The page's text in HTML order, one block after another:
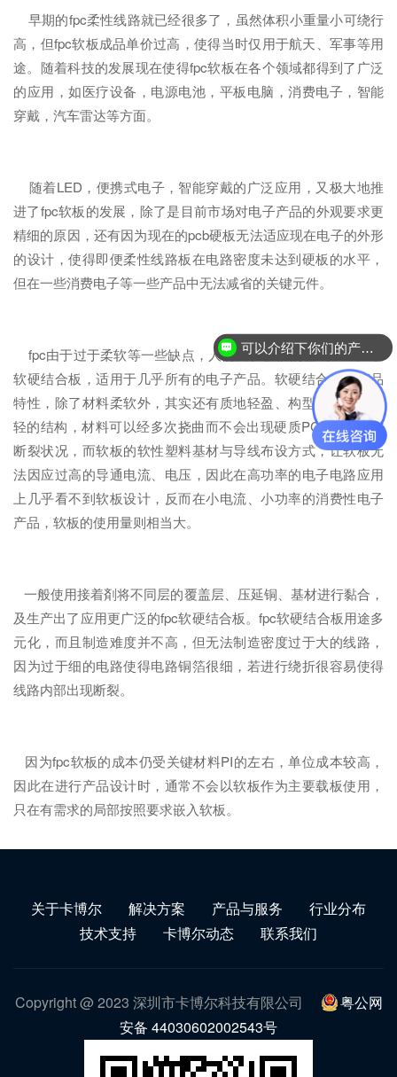
早期的fpc柔性线路就已经很多了，虽然体积小重量小可绕行
高，但fpc软板成品单价过高，使得当时仅用于航天、军事等用
途。随着科技的发展现在使得fpc软板在各个领域都得到了广泛
的应用，如医疗设备，电源电池，平板电脑，消费电子，智能
穿戴，汽车雷达等方面。
随着LED，便携式电子，智能穿戴的广泛应用，又极大地推
进了fpc软板的发展，除了是目前市场对电子产品的外观要求更
精细的原因，还有因为现在的pcb硬板无法适应现在电子的外形
的设计，使得即便柔性线路板在电路密度未达到硬板的水平，
但在一些消费电子等一些产品中无法减省的关键元件。
fpc由于过于柔软等一些缺点，人们又在软板的基础上生产了
软硬结合板，适用于几乎所有的电子产品。软硬结合板的产品
特性，除了材料柔软外，其实还有质地轻盈、构型为极薄／极
轻的结构，材料可以经多次挠曲而不会出现硬质PCB的绝缘材
断裂状况，而软板的软性塑料基材与导线布设方式，让软板无
法因应过高的导通电流、电压，因此在高功率的电子电路应用
上几乎看不到软板设计，反而在小电流、小功率的消费性电子
产品，软板的使用量则相当大。
一般使用接着剤将不同层的覆盖层、压延铜、基材进行黏合，
及生产出了应用更广泛的fpc软硬结合板。fpc软硬结合板用途多
元化，而且制造难度并不高，但无法制造密度过于大的线路，
因为过于细的电路使得电路铜箔很细，若进行绕折很容易使得
线路内部出现断裂。
因为fpc软板的成本仍受关键材料PI的左右，单位成本较高，
因此在进行产品设计时，通常不会以软板作为主要载板使用，
只在有需求的局部按照要求嵌入软板。
关于卡博尔 解决方案 产品与服务
行业分布
技术支持
卡博尔动态 联系我们
Copyright @ 2023 深圳市卡博尔科技有限公司
粤公网
安备 44030602002543号
可以介绍下你们的产品么？